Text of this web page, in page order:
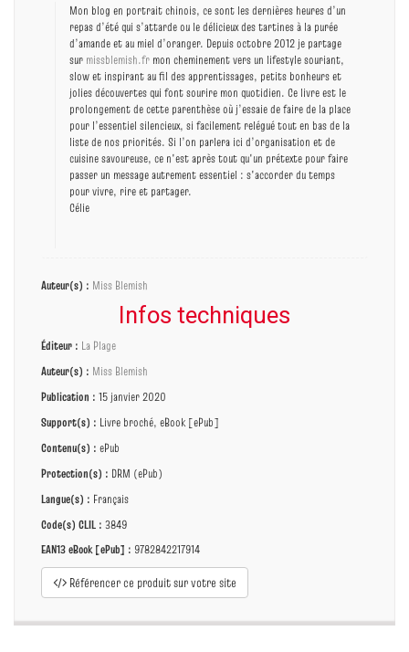
Mon blog en portrait chinois, ce sont les dernières heures d’un
repas d’été qui s’attarde ou le délicieux des tartines à la purée
d’amande et au miel d’oranger. Depuis octobre 2012 je partage
sur missblemish.fr mon cheminement vers un lifestyle souriant,
slow et inspirant au fil des apprentissages, petits bonheurs et
jolies découvertes qui font sourire mon quotidien. Ce livre est le
prolongement de cette parenthèse où j’essaie de faire de la place
pour l’essentiel silencieux, si facilement relégué tout en bas de la
liste de nos priorités. Si l’on parlera ici d’organisation et de
cuisine savoureuse, ce n'est après tout qu'un prétexte pour faire
passer un message autrement essentiel : s'accorder du temps
pour vivre, rire et partager.
Célie
Auteur(s) : Miss Blemish
Infos techniques
Éditeur : La Plage
Auteur(s) : Miss Blemish
Publication : 15 janvier 2020
Support(s) : Livre broché, eBook [ePub]
Contenu(s) : ePub
Protection(s) : DRM (ePub)
Langue(s) : Français
Code(s) CLIL : 3849
EAN13 eBook [ePub] : 9782842217914
Référencer ce produit sur votre site